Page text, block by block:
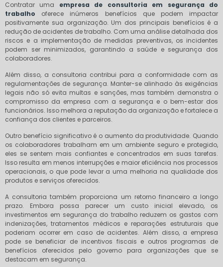
Contratar uma empresa de consultoria em segurança do
trabalho
oferece inúmeros benefícios que podem impactar
positivamente sua organização. Um dos principais benefícios é a
redução de acidentes de trabalho. Com uma análise detalhada dos
riscos e a implementação de medidas preventivas, os incidentes
podem ser minimizados, garantindo a saúde e segurança dos
colaboradores.
Além disso, a consultoria contribui para a conformidade com as
regulamentações de segurança. Manter-se alinhado às exigências
legais não só evita multas e sanções, mas também demonstra o
compromisso da empresa com a segurança e o bem-estar dos
funcionários. Isso melhora a reputação da organização e fortalece a
confiança dos clientes e parceiros.
Outro benefício significativo é o aumento da produtividade. Quando
os colaboradores trabalham em um ambiente seguro e protegido,
eles se sentem mais confiantes e concentrados em suas tarefas.
Isso resulta em menos interrupções e maior eficiência nos processos
operacionais, o que pode levar a uma melhoria na qualidade dos
produtos e serviços oferecidos.
A consultoria também proporciona um retorno financeiro a longo
prazo. Embora possa parecer um custo inicial elevado, os
investimentos em segurança do trabalho reduzem os gastos com
indenizações, tratamentos médicos e reparações estruturais que
poderiam ocorrer em caso de acidentes. Além disso, a empresa
pode se beneficiar de incentivos fiscais e outros programas de
benefícios oferecidos pelo governo para organizações que se
destacam em segurança.